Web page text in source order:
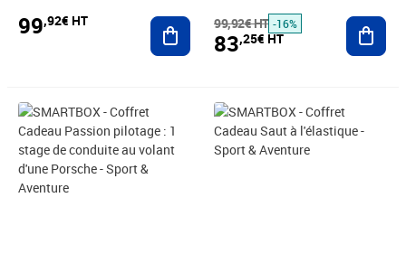
99,92€ HT Ajouter au panier
99,92€ HT -16%
83,25€ HT
Prix 83,25€ HT Prix barré 49,92€ HT
Prix 41,58€ HT